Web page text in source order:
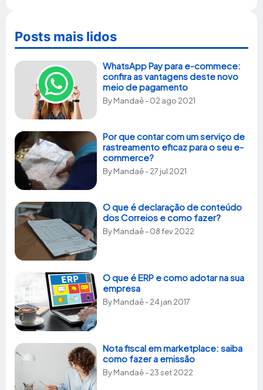
Posts mais lidos
WhatsApp Pay para e-commece:
confira as vantagens deste novo
meio de pagamento
ByMandaê- 02 ago 2021
Por que contar com um serviço de
rastreamento eficaz para o seu e-
commerce?
ByMandaê- 27 jul 2021
O que é declaração de conteúdo
dos Correios e como fazer?
ByMandaê- 08 fev 2022
O que é ERP e como adotar na sua
empresa
ByMandaê- 24 jan 2017
Nota fiscal em marketplace: saiba
como fazer a emissão
ByMandaê- 23 set 2022